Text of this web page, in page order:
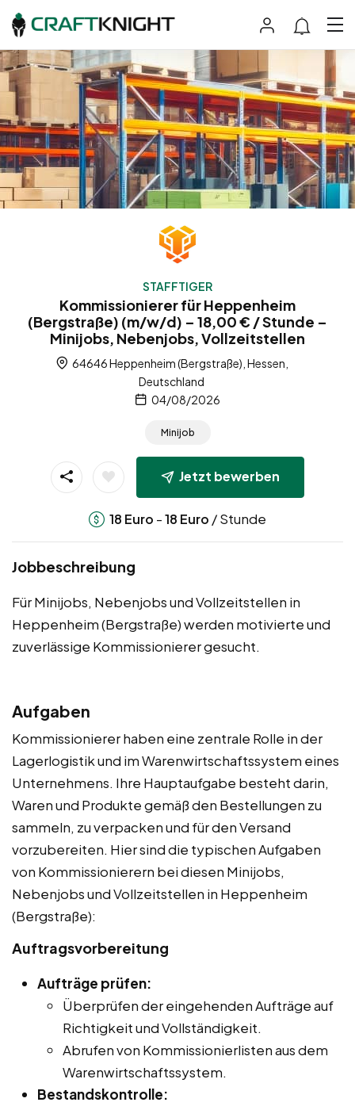
STAFFTIGER
Kommissionierer für Heppenheim
(Bergstraße) (m/w/d) – 18,00 € / Stunde –
Minijobs, Nebenjobs, Vollzeitstellen
64646 Heppenheim (Bergstraße), Hessen,
Deutschland
04/08/2026
Minijob
Jetzt bewerben
18 Euro -18 Euro / Stunde
Jobbeschreibung
Für Minijobs, Nebenjobs und Vollzeitstellen in
Heppenheim (Bergstraße) werden motivierte und
zuverlässige Kommissionierer gesucht.
Aufgaben
Kommissionierer haben eine zentrale Rolle in der
Lagerlogistik und im Warenwirtschaftssystem eines
Unternehmens. Ihre Hauptaufgabe besteht darin,
Waren und Produkte gemäß den Bestellungen zu
sammeln, zu verpacken und für den Versand
vorzubereiten. Hier sind die typischen Aufgaben
von Kommissionierern bei diesen Minijobs,
Nebenjobs und Vollzeitstellen in Heppenheim
(Bergstraße):
Auftragsvorbereitung
Aufträge prüfen:
Überprüfen der eingehenden Aufträge auf
Richtigkeit und Vollständigkeit.
Abrufen von Kommissionierlisten aus dem
Warenwirtschaftssystem.
Bestandskontrolle: